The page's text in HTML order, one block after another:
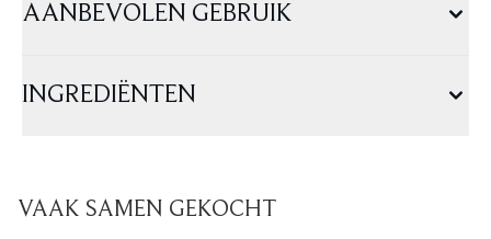
AANBEVOLEN GEBRUIK
INGREDIËNTEN
VAAK SAMEN GEKOCHT